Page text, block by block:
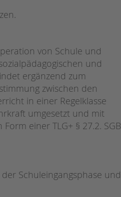
von Schule und
und
ergänzend zum
zwischen den
in einer Regelklasse
umgesetzt und mit
einer TLG+ § 27.2. SGB
Schuleingangsphase und